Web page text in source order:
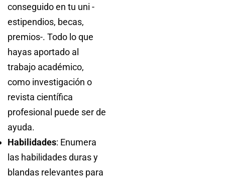
conseguido en tu uni -
estipendios, becas,
premios-. Todo lo que
hayas aportado al
trabajo académico,
como investigación o
revista científica
profesional puede ser de
ayuda.
Habilidades: Enumera
las habilidades duras y
blandas relevantes para